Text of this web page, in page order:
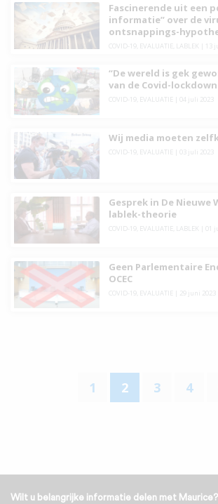
Fascinerende uit een
informatie” over de
ontsnappings-
COVID-19, EVALUATIE LABLEK 13
“De wereld is gek
van de Covid-
COVID-19, EVALUATIE 04 juli 2023
Wij media moeten
COVID-19, EVALUATIE 03 juli 2023
Gesprek in De Nieuwe
lablek-theorie
COVID-19, EVALUATIE LABLEK 01
Geen Parlementaire
OCEC
COVID-19, EVALUATIE 29 juni 2023
1 2 3 4
Wilt u belangrijke informatie delen met Maurice?